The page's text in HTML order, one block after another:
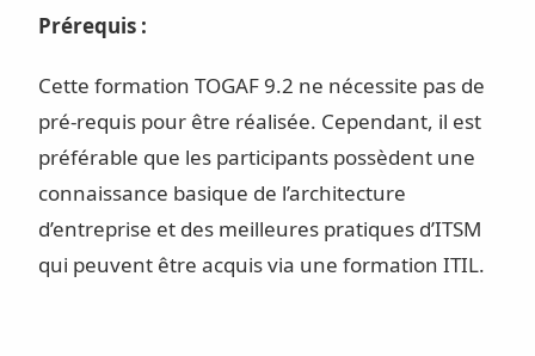
Prérequis :
Cette formation TOGAF 9.2 ne nécessite pas de
pré-requis pour être réalisée. Cependant, il est
préférable que les participants possèdent une
connaissance basique de l’architecture
d’entreprise et des meilleures pratiques d’ITSM
qui peuvent être acquis via une formation ITIL.